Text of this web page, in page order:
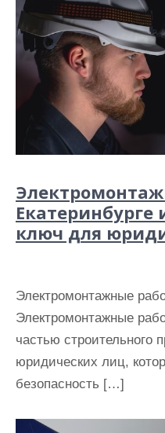
Екатеринбурге
ключ для
Электромонтажные
Электромонтажные
частью строительного
юридических лиц,
безопасность […]